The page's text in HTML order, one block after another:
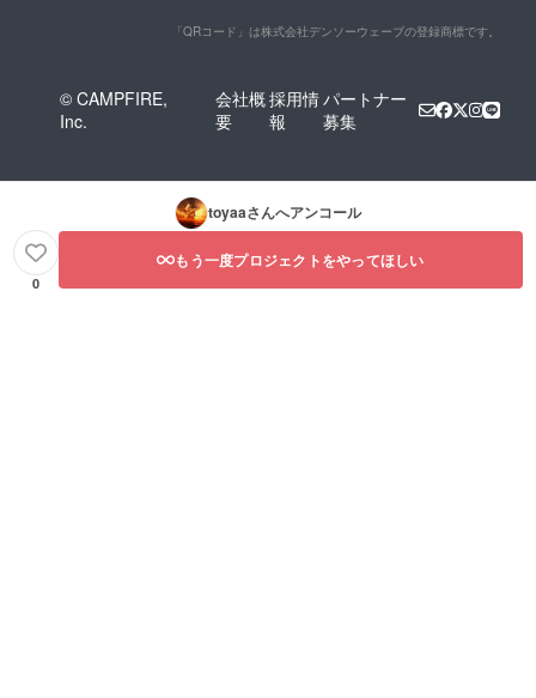
「QRコード」は株式会社デンソーウェーブの登録商標です。
© CAMPFIRE,
Inc.
会社概
要
採用情
報
パートナー
募集
toyaaさんへアンコール
0
もう一度プロジェクトをやってほしい